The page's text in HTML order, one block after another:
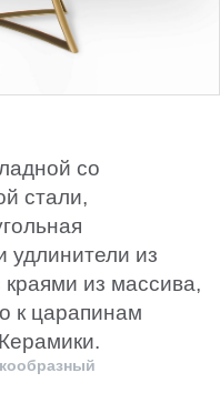
со
стали,
из
из массива,
к царапинам